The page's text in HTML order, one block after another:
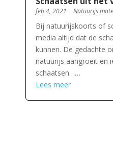
feb 4, 2021 | Natuurijs
Bij natuurijskoorts of
media altijd dat de
kunnen. De gedachte
natuurijs aangroeit en
schaatsen……
Lees meer